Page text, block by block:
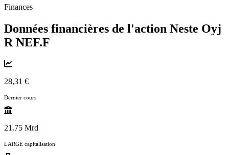
Finances
Données financières de l'action Neste Oyj
R NEF.F
28,31 €
Dernier cours
21.75 Mrd
LARGE capitalisation